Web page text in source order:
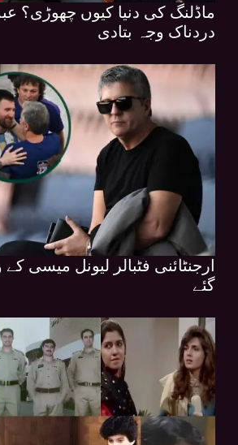
ماڈلنگ کی دنیا کیوں چھوڑی؟
دردناک وجہ بتادی
ارجنٹائنی فٹبالر لیونل میسی کے
گئے